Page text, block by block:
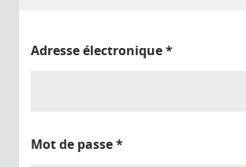
Adresse électronique*
Mot de passe*